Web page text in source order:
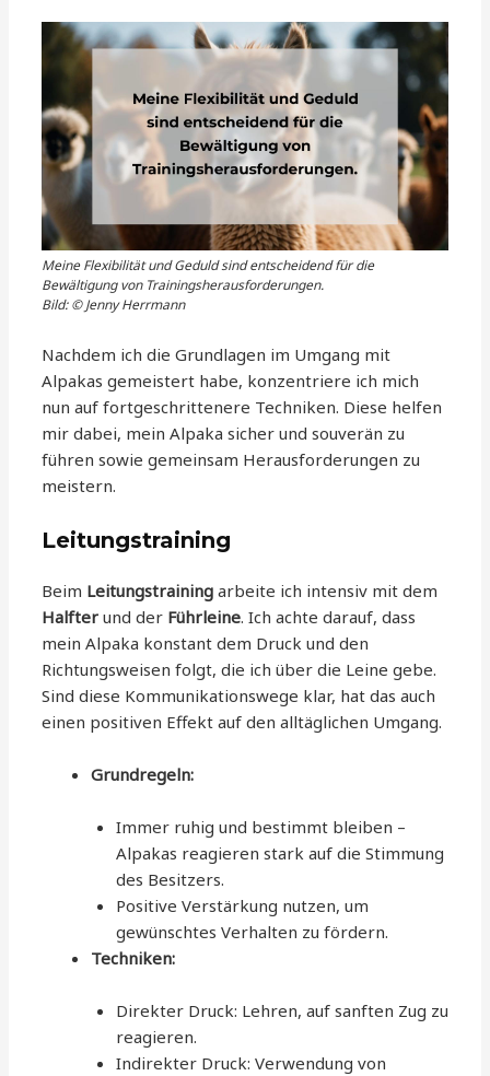
Meine Flexibilität und Geduld sind entscheidend für die
Bewältigung von Trainingsherausforderungen.
Bild: © Jenny Herrmann
Nachdem ich die Grundlagen im Umgang mit
Alpakas gemeistert habe, konzentriere ich mich
nun auf fortgeschrittenere Techniken. Diese helfen
mir dabei, mein Alpaka sicher und souverän zu
führen sowie gemeinsam Herausforderungen zu
meistern.
Leitungstraining
Beim Leitungstraining arbeite ich intensiv mit dem
Halfter und der Führleine. Ich achte darauf, dass
mein Alpaka konstant dem Druck und den
Richtungsweisen folgt, die ich über die Leine gebe.
Sind diese Kommunikationswege klar, hat das auch
einen positiven Effekt auf den alltäglichen Umgang.
Grundregeln:
Immer ruhig und bestimmt bleiben –
Alpakas reagieren stark auf die Stimmung
des Besitzers.
Positive Verstärkung nutzen, um
gewünschtes Verhalten zu fördern.
Techniken:
Direkter Druck: Lehren, auf sanften Zug zu
reagieren.
Indirekter Druck: Verwendung von